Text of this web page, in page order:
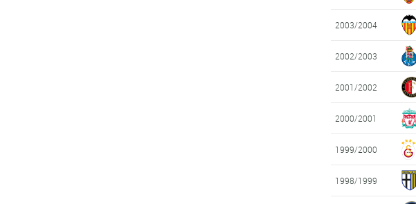
2003/2004
2002/2003
2001/2002
2000/2001
1999/2000
1998/1999